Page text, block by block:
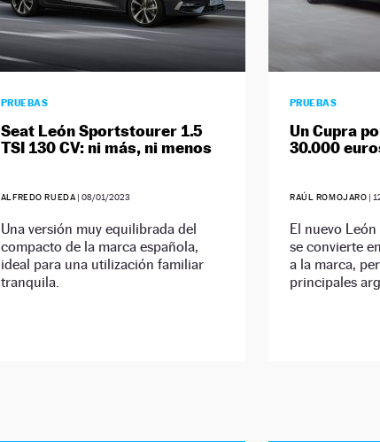
PRUEBAS
Seat León Sportstourer 1.5
TSI 130 CV: ni más, ni menos
ALFREDO RUEDA |08/01/2023
Una versión muy equilibrada del
compacto de la marca española,
ideal para una utilización familiar
tranquila.
PRUEBAS
Un Cupra
30.000
RAÚL ROMOJARO |
El nuevo
se convierte
a la marca,
principales